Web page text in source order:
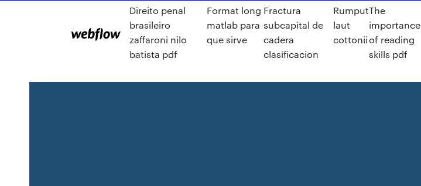
Direito penal
brasileiro
zaffaroni nilo
batista pdf
Format long
matlab para
que sirve
Fractura
subcapital de
cadera
clasificacion
Rumput
laut
cottonii
The
importance
of reading
skills pdf